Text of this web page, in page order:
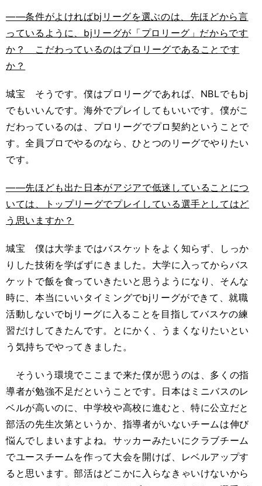
――条件がよければbjリーグを選ぶのは、先ほどから言
っているように、bjリーグが「プロリーグ」だからです
か？ こだわっているのはプロリーグであることです
か？
城宝 そうです。僕はプロリーグであれば、NBLでもbj
でもいいんです。海外でプレイしてもいいです。僕がこ
だわっているのは、プロリーグでプロ契約ということで
す。全員プロでやるのなら、ひとつのリーグでやりたい
です。
――先ほども出た日本がアジアで低迷していることにつ
いては、トップリーグでプレイしている選手としてはど
う思いますか？
城宝 僕は大学まではバスケットをよく知らず、しっか
りした技術を学ばずにきました。大学に入ってからバス
ケットで飯を食っていきたいと思うようになり、そんな
時に、本当にいいタイミングでbjリーグができて、就職
活動しないでbjリーグに入ることを目指してバスケの練
習だけしてきたんです。とにかく、うまくなりたいとい
う気持ちでやってきました。
そういう環境でここまで来た僕が思うのは、多くの指
導者が勉強不足だということです。日本はミニバスのレ
ベルが高いのに、中学校や高校に進むと、特に公立だと
部活の先生次第というか、指導者がいないチームは伸び
悩んでしまいますよね。サッカーみたいにクラブチーム
でユースチームを作って大会を開けば、レベルアップす
ると思います。部活はどこかに入らなきゃいけないから